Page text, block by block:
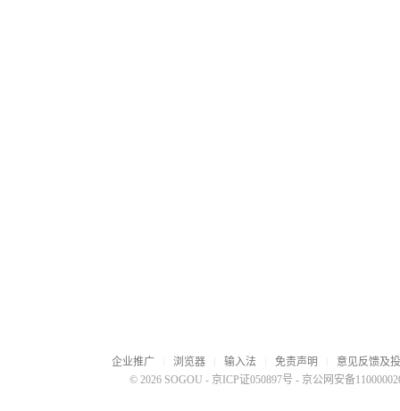
企业推广 浏览器 输入法 免责声明
意见反馈及
© 2026 SOGOU - 京ICP证050897号 - 京公网安备